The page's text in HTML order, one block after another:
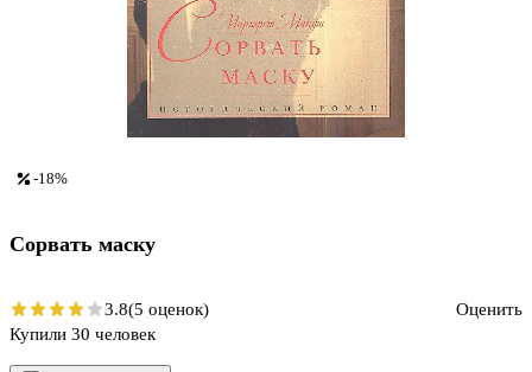
-18%
Сорвать маску
3.8(5 оценок)
Оценить
Купили 30 человек